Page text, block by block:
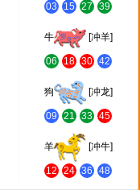
03 15 27 39
牛 [冲羊]
06 18 30 42
狗 [冲龙]
09 21 33 45
羊 [冲牛]
12 24 36 48